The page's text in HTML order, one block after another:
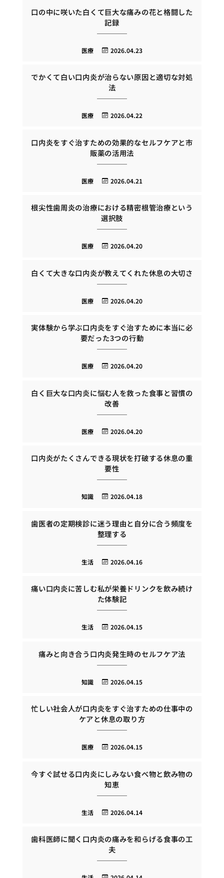
口の中に咲いた白くて巨大な痛みの花と格闘した
記録
2026.04.23
医療
でかくて白い口内炎が治らない原因と適切な対処
法
2026.04.22
医療
口内炎をすぐ治すための効果的なセルフケアと市
販薬の活用法
2026.04.21
医療
根尖性歯周炎の治療における精密根管治療という
選択肢
2026.04.20
医療
白くて大きな口内炎が教えてくれた休息の大切さ
2026.04.20
医療
実体験から学ぶ口内炎をすぐ治すために本当に必
要だった3つの行動
2026.04.20
医療
白く巨大な口内炎に悩む人を救った食事と習慣の
改善
2026.04.20
医療
口内炎がたくさんできる現状を打破する休息の重
要性
2026.04.18
知識
歯医者の定期検診に迷う理由と自分に合う頻度を
整理する
2026.04.16
生活
痛い口内炎に苦しむ私が栄養ドリンクを飲み続け
た体験記
2026.04.15
生活
痛みと向き合う口内炎発生時のセルフケア法
2026.04.15
知識
忙しい社会人が口内炎をすぐ治すための仕事中の
ケアと休息の取り方
2026.04.15
医療
今すぐ試せる口内炎にしみない食べ物と飲み物の
知恵
2026.04.14
生活
歯科医師に聞く口内炎の痛みを和らげる食事の工
夫